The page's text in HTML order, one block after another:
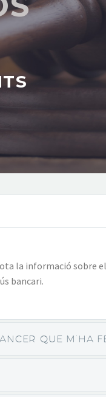
la informació sobre
bancari.
QUE M’HA